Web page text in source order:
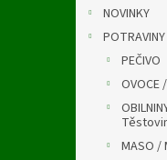
NOVINKY
POTRAVINY
PEČIVO
OVOCE
MASO /